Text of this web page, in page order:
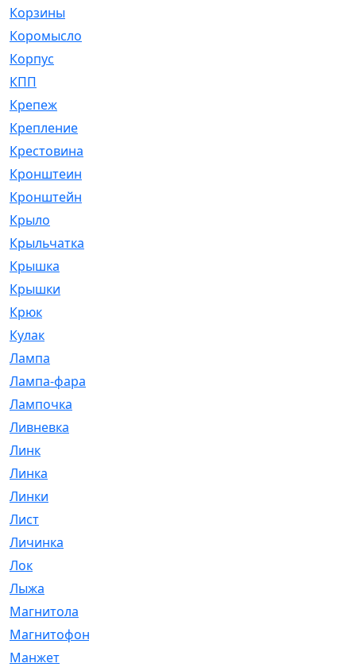
Корзины
Коромысло
Корпус
КПП
Крепеж
Крепление
Крестовина
Кронштеин
Кронштейн
Крыло
Крыльчатка
Крышка
Крышки
Крюк
Кулак
Лампа
Лампа-фара
Лампочка
Ливневка
Линк
Линка
Линки
Лист
Личинка
Лок
Лыжа
Магнитола
Магнитофон
Манжет